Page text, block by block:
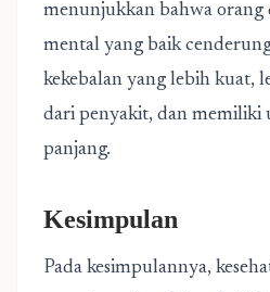
menunjukkan bahwa orang
mental yang baik
kekebalan yang lebih kuat,
dari penyakit, dan memiliki
panjang.
Kesimpulan
Pada kesimpulannya,